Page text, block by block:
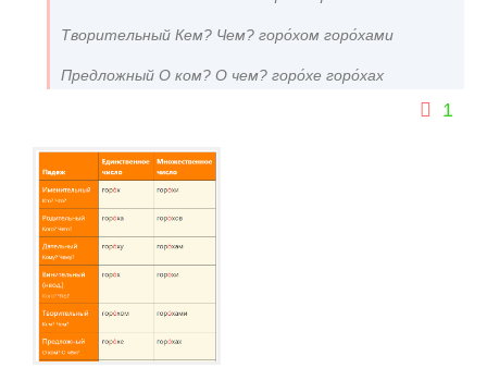
Творительный Кем? Чем? горо́хом горо́хами
Предложный О ком? О чем? горо́хе горо́хах
1